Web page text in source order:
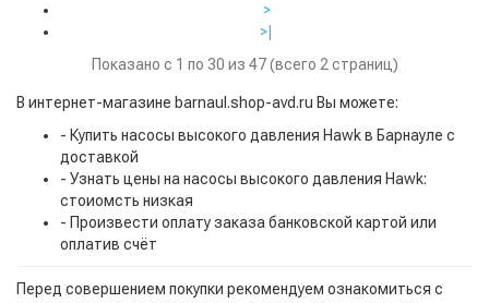
>
>|
Показано с 1 по 30 из 47 (всего 2 страниц)
В интернет-магазине barnaul.shop-avd.ru Вы можете:
- Купить насосы высокого давления Hawk в Барнауле с
доставкой
- Узнать цены на насосы высокого давления Hawk:
стоиомсть низкая
- Произвести оплату заказа банковской картой или
оплатив счёт
Перед совершением покупки рекомендуем ознакомиться с